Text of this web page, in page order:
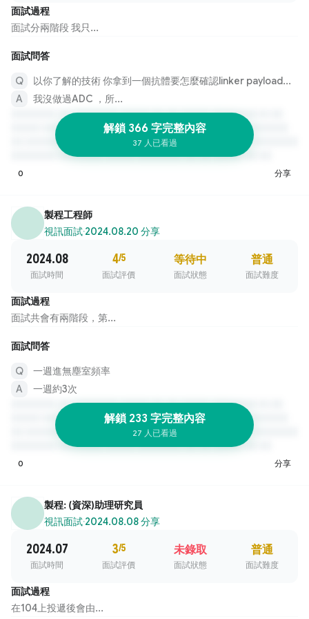
面試過程
面試分兩階段 我只...
面試問答
以你了解的技術 你拿到一個抗體要怎麼確認linker payload接上去的比例
我沒做過ADC ，所...
解鎖 366 字完整內容
37 人已看過
0 分享
製程工程師
視訊面試·2024.08.20 分享
2024.08
面試時間
4/5
面試評價
等待中
面試狀態
普通
面試難度
面試過程
面試共會有兩階段，第...
面試問答
一週進無塵室頻率
一週約3次
解鎖 233 字完整內容
27 人已看過
0 分享
製程: (資深)助理研究員
視訊面試·2024.08.08 分享
2024.07
面試時間
3/5
面試評價
未錄取
面試狀態
普通
面試難度
面試過程
在104上投遞後會由...